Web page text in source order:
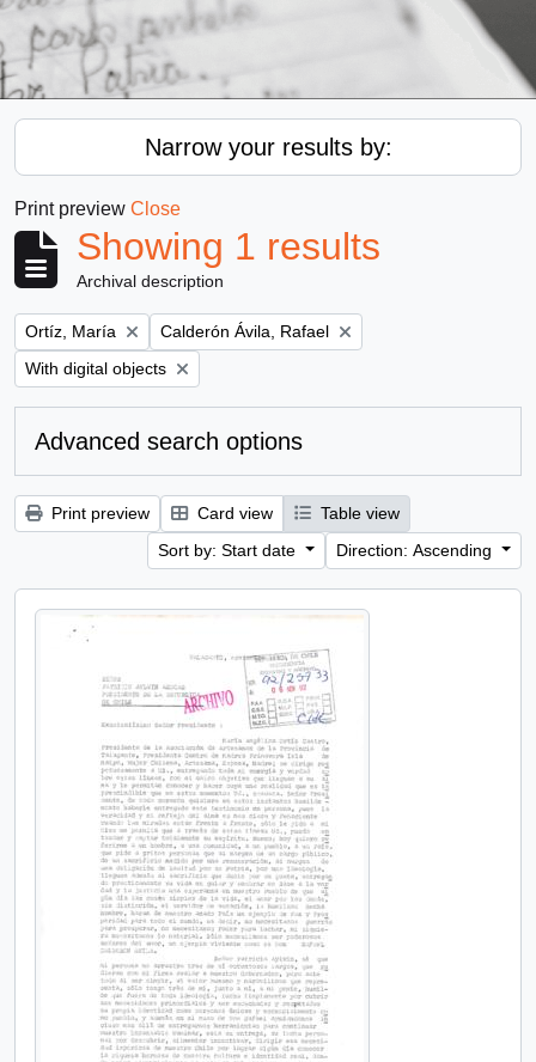
Narrow your results by:
Print preview Close
Showing 1 results
Archival description
Remove filter:
Ortíz, María Remove filter:
Calderón Ávila, Rafael
Remove filter:
With digital objects
Advanced search options
Print preview Card view
Table view
Sort by: Start date
Direction: Ascending